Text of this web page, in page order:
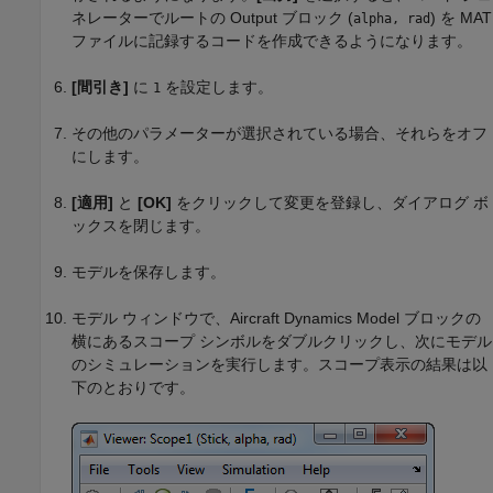
ネレーターでルートの Output ブロック (alpha, rad) を MAT
ファイルに記録するコードを作成できるようになります。
[間引き] に 1 を設定します。
その他のパラメーターが選択されている場合、それらをオフ
にします。
[適用] と [OK] をクリックして変更を登録し、ダイアログ ボ
ックスを閉じます。
モデルを保存します。
モデル ウィンドウで、Aircraft Dynamics Model ブロックの
横にあるスコープ シンボルをダブルクリックし、次にモデル
のシミュレーションを実行します。スコープ表示の結果は以
下のとおりです。